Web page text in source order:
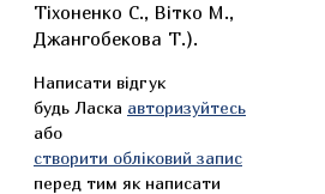
Тіхоненко С., Вітко М.,
Джангобекова Т.).
Написати відгук
будь Ласка авторизуйтесь
або
створити обліковий запис
перед тим як написати